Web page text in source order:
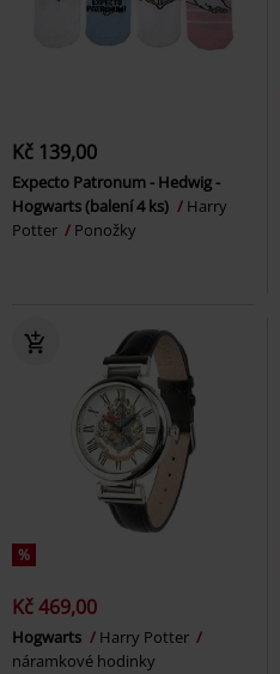
Kč 139,00
Expecto Patronum - Hedwig -
Hogwarts (balení 4 ks)
Harry
Potter
Ponožky
%
Kč 469,00
Hogwarts
Harry Potter
náramkové hodinky